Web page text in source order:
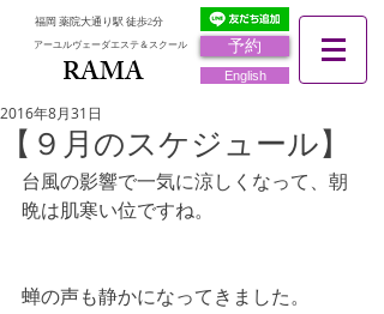
予約
福岡 薬院大通り駅 徒歩2分
アーユルヴェーダエステ＆スクール
RAMA English
【９月のスケジュール】
2016年8月31日
台風の影響で一気に涼しくなって、朝
晩は肌寒い位ですね。
蝉の声も静かになってきました。